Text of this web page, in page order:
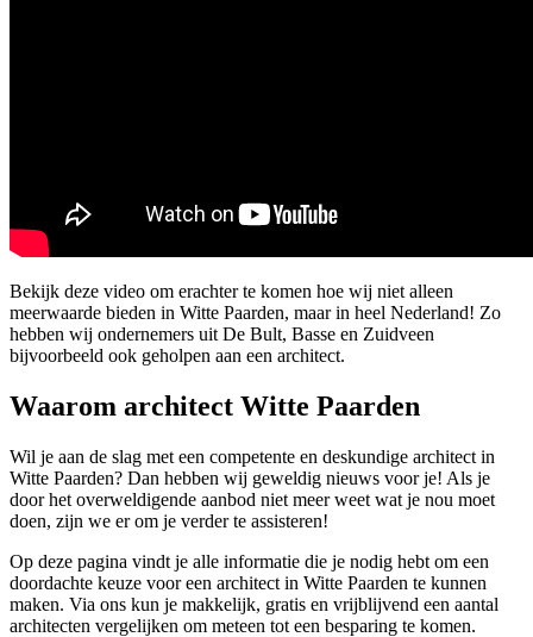
Bekijk deze video om erachter te komen hoe wij niet alleen
meerwaarde bieden in Witte Paarden, maar in heel Nederland! Zo
hebben wij ondernemers uit De Bult, Basse en Zuidveen
bijvoorbeeld ook geholpen aan een architect.
Waarom architect Witte Paarden
Wil je aan de slag met een competente en deskundige architect in
Witte Paarden? Dan hebben wij geweldig nieuws voor je! Als je
door het overweldigende aanbod niet meer weet wat je nou moet
doen, zijn we er om je verder te assisteren!
Op deze pagina vindt je alle informatie die je nodig hebt om een
doordachte keuze voor een architect in Witte Paarden te kunnen
maken. Via ons kun je makkelijk, gratis en vrijblijvend een aantal
architecten vergelijken om meteen tot een besparing te komen.